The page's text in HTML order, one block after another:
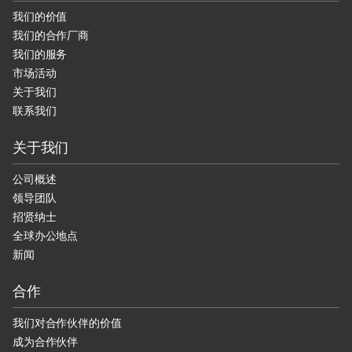
我们的价值
我们的合作厂商
我们的服务
市场活动
关于我们
联系我们
关于我们
公司概述
领导团队
招贤纳士
全球办公地点
新闻
合作
我们对合作伙伴的价值
成为合作伙伴